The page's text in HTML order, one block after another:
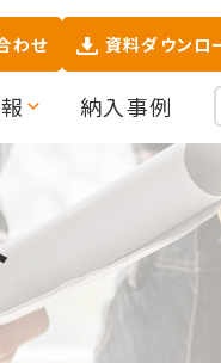
わせ 資料ダウンロ
納入事例